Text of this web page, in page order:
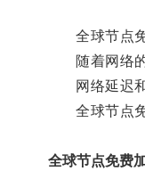
全球节点免
随着网络的
网络延迟和
全球节点免
全球节点免费